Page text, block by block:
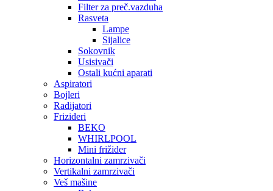
Filter za preč.vazduha
Rasveta
Lampe
Sijalice
Sokovnik
Usisivači
Ostali kućni aparati
Aspiratori
Bojleri
Radijatori
Frizideri
BEKO
WHIRLPOOL
Mini frižider
Horizontalni zamrzivači
Vertikalni zamrzivači
Veš mašine